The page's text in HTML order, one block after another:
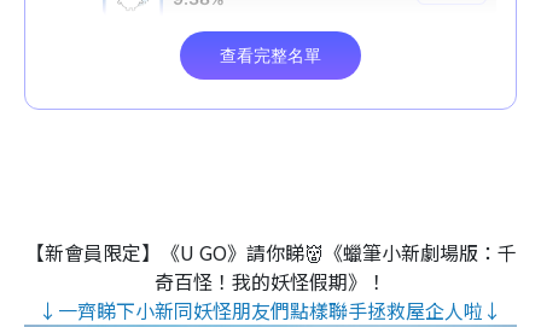
【新會員限定】《U GO》請你睇👹《蠟筆小新劇場版：千
奇百怪！我的妖怪假期》！
↓一齊睇下小新同妖怪朋友們點樣聯手拯救屋企人啦↓